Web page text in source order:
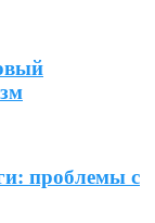
проблемы с